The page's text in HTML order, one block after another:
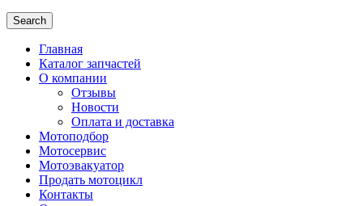
Search
Главная
Каталог запчастей
О компании
Отзывы
Новости
Оплата и доставка
Мотоподбор
Мотосервис
Мотоэвакуатор
Продать мотоцикл
Контакты